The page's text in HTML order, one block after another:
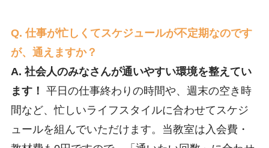
Q. 仕事が忙しくてスケジュールが不定期なのです
が、通えますか？
A. 社会人のみなさんが通いやすい環境を整えてい
ます！ 平日の仕事終わりの時間や、週末の空き時
間など、忙しいライフスタイルに合わせてスケジ
ュールを組んでいただけます。当教室は入会費・